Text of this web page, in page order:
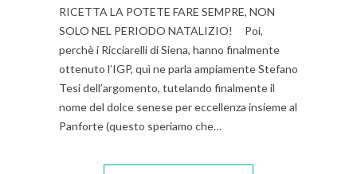
RICETTA LA POTETE FARE SEMPRE, NON
SOLO NEL PERIODO NATALIZIO! Poi,
perchè i Ricciarelli di Siena, hanno finalmente
ottenuto l’IGP, quì ne parla ampiamente Stefano
Tesi dell’argomento, tutelando finalmente il
nome del dolce senese per eccellenza insieme al
Panforte (questo speriamo che…